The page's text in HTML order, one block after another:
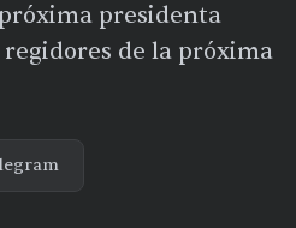
presidenta
de la próxima